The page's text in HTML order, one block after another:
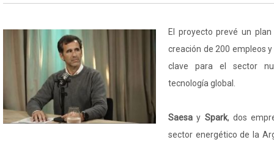
El proyecto prevé un
creación de 200 empleos
clave para el sector
tecnología global.
Saesay Spark, dos
sector energético de la